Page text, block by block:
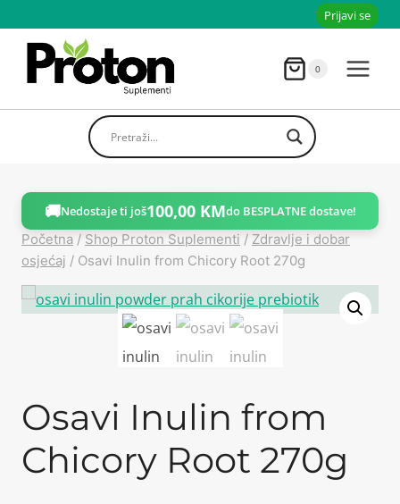
sadržaja
Prijavi se
0
🚚Nedostaje ti još100,00 KMdo BESPLATNE dostave!
Početna / Shop Proton Suplementi / Zdravlje i dobar
osjećaj / Osavi Inulin from Chicory Root 270g
Osavi Inulin from
Chicory Root 270g